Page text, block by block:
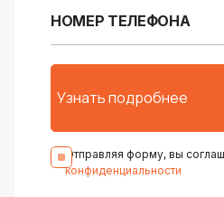
Отправляя форму, вы
конфиденциальности